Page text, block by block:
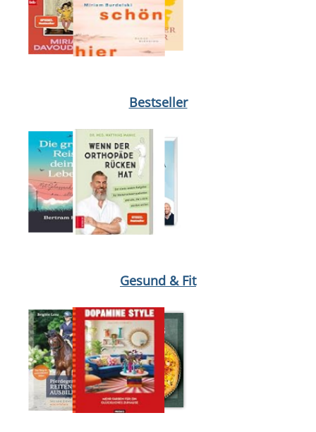
Bestseller
Gesund & Fit